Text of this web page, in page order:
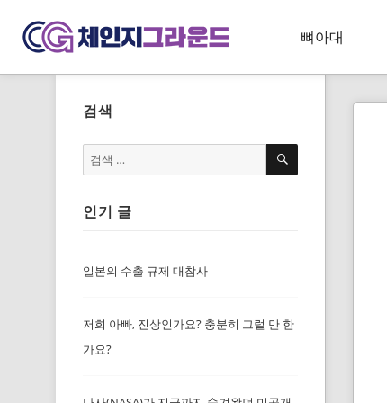
뼈아대
검색
검
검
인기 글
일본의 수출 규제 대참사
저희 아빠, 진상인가요? 충분히 그럴 만 한
가요?